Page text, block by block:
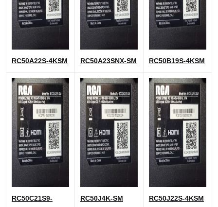
RC50A22S-4KSM RC50A23SNX-SM RC50B19S-4KSM
RC50C21S9-
RC50J4K-SM RC50J22S-4KSM